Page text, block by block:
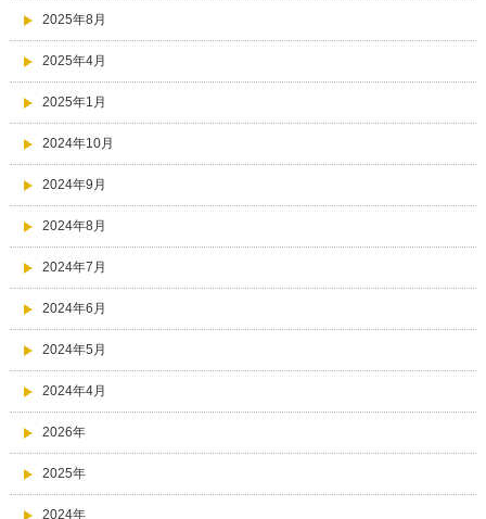
2025年8月
2025年4月
2025年1月
2024年10月
2024年9月
2024年8月
2024年7月
2024年6月
2024年5月
2024年4月
2026年
2025年
2024年